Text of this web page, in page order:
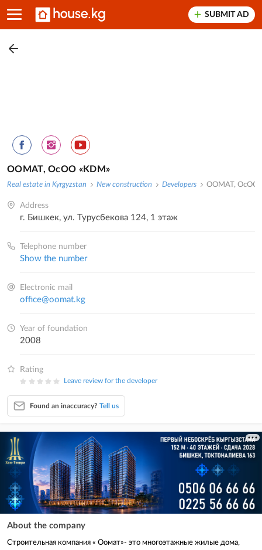
SUBMIT AD
ООМАТ, ОсОО «KDM»
Real estate in Kyrgyzstan New construction Developers ООМАТ, ОсОО
Address
г. Бишкек, ул. Турусбекова 124, 1 этаж
Telephone number
Show the number
Electronic mail
office@oomat.kg
Year of foundation
2008
Rating
Leave review for the developer
Found an inaccuracy? Tell us
About the company
Строительная компания « Оомат»- это многоэтажные жилые дома,